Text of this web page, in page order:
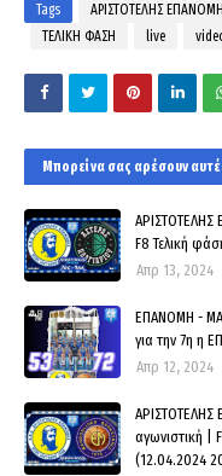
Tags ΑΡΙΣΤΟΤΕΛΗΣ
ΤΕΛΙΚΗ ΦΑΣΗ
live
Μπορεί να σας αρέσουν
ΑΡΙΣΤΟΤΕΛΗΣ
F8 Τελική
Απρ 13, 2024
ΕΠΑΝΟΜΗ -
για την 7η η
Απρ 12, 2024
αγωνιστική |
(12.04.2024